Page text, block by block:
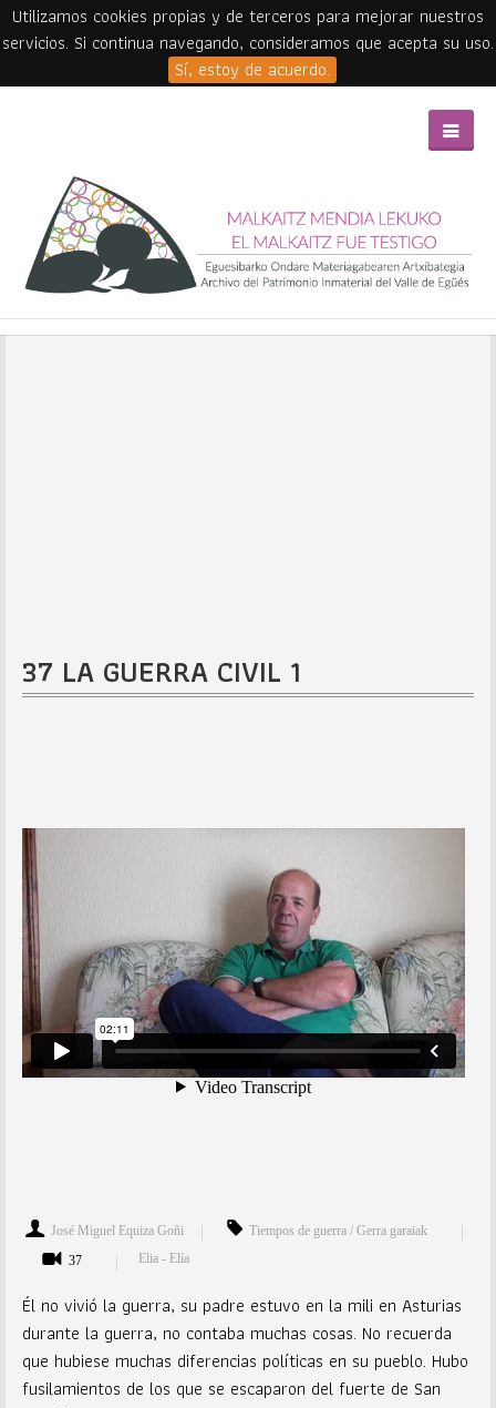
Utilizamos cookies propias y de terceros para mejorar nuestros
servicios. Si continua navegando, consideramos que acepta su uso.
Sí, estoy de acuerdo.
37 LA GUERRA CIVIL 1
José Miguel Equiza Goñi
Tiempos de guerra / Gerra garaiak
37
Elia - Elía
Él no vivió la guerra, su padre estuvo en la mili en Asturias
durante la guerra, no contaba muchas cosas. No recuerda
que hubiese muchas diferencias políticas en su pueblo. Hubo
fusilamientos de los que se escaparon del fuerte de San